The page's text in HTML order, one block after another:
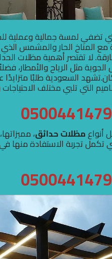
تضفي لمسة جمالية وعملية
مع المناخ الحار والمشمس
لا تقتصر أهمية مظلات
مثل الرياح والأمطار،
السعودية طلبًا
التي تلبي مختلف
أنواعمظلات حدائق،
تجربة الاستفادة منها في